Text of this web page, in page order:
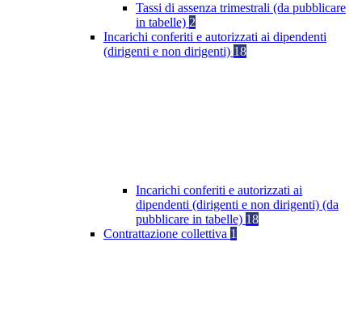
Tassi di assenza trimestrali (da pubblicare
in tabelle) 2
Incarichi conferiti e autorizzati ai dipendenti
(dirigenti e non dirigenti) 18
Incarichi conferiti e autorizzati ai
dipendenti (dirigenti e non dirigenti) (da
pubblicare in tabelle) 18
Contrattazione collettiva 1